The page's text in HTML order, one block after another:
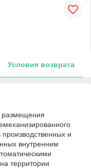
Условия возврата
и
внутренним
территории